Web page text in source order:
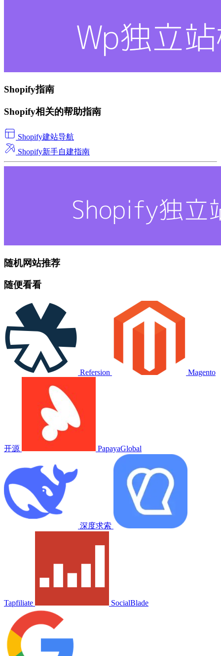
Shopify指南
Shopify相关的帮助指南
Shopify建站导航
Shopify新手自建指南
随机网站推荐
随便看看
Refersion Magento
开源 PapayaGlobal
深度求索
Tapfiliate SocialBlade